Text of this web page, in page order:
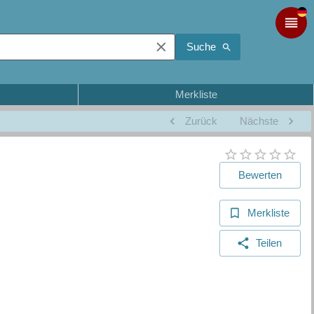
Suche
Merkliste
Zurück Nächste
Bewerten
Merkliste
Teilen